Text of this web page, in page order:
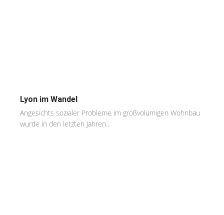
Lyon im Wandel
Angesichts sozialer Probleme im großvolumigen Wohnbau
wurde in den letzten Jahren...